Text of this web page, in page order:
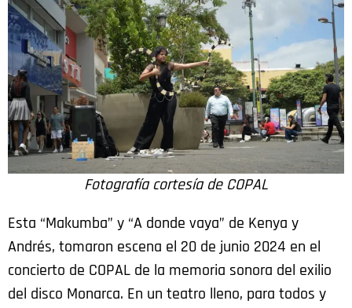
Fotografía cortesía de COPAL
Esta “Makumba” y “A donde vaya” de Kenya y
Andrés, tomaron escena el 20 de junio 2024 en el
concierto de COPAL de la memoria sonora del exilio
del disco Monarca. En un teatro lleno, para todos y